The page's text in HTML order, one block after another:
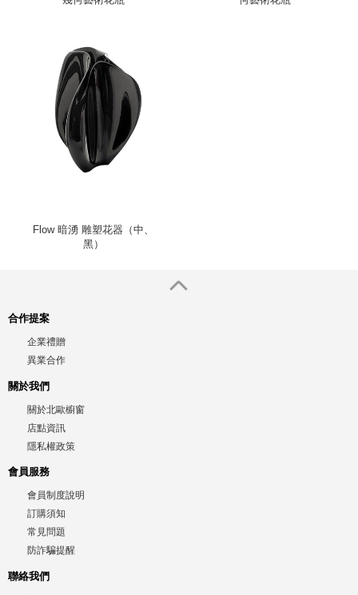
Flow 暗湧 雕塑花器（中、
黑）
合作提案
企業禮贈
異業合作
關於我們
關於北歐櫥窗
店點資訊
隱私權政策
會員服務
會員制度說明
訂購須知
常見問題
防詐騙提醒
聯絡我們